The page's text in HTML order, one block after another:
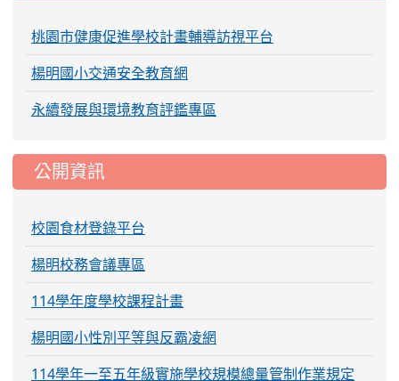
桃園市健康促進學校計畫輔導訪視平台
楊明國小交通安全教育網
永續發展與環境教育評鑑專區
公開資訊
校園食材登錄平台
楊明校務會議專區
114學年度學校課程計畫
楊明國小性別平等與反霸凌網
114學年一至五年級實施學校規模總量管制作業規定